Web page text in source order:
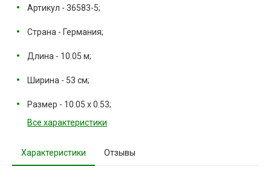
Артикул - 36583-5;
Страна - Германия;
Длина - 10.05 м;
Ширина - 53 см;
Размер - 10.05 х 0.53;
Все характеристики
Характеристики Отзывы